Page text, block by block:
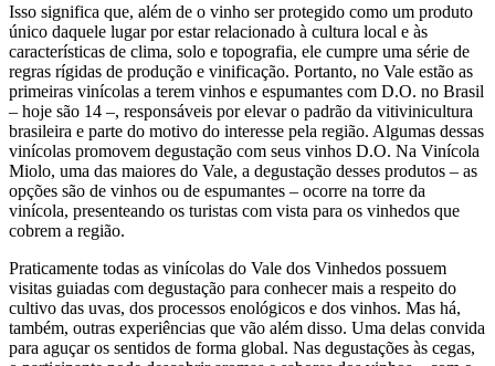
Isso significa que, além de o vinho ser protegido como um produto
único daquele lugar por estar relacionado à cultura local e às
características de clima, solo e topografia, ele cumpre uma série de
regras rígidas de produção e vinificação. Portanto, no Vale estão as
primeiras vinícolas a terem vinhos e espumantes com D.O. no Brasil
– hoje são 14 –, responsáveis por elevar o padrão da vitivinicultura
brasileira e parte do motivo do interesse pela região. Algumas dessas
vinícolas promovem degustação com seus vinhos D.O. Na Vinícola
Miolo, uma das maiores do Vale, a degustação desses produtos – as
opções são de vinhos ou de espumantes – ocorre na torre da
vinícola, presenteando os turistas com vista para os vinhedos que
cobrem a região.
Praticamente todas as vinícolas do Vale dos Vinhedos possuem
visitas guiadas com degustação para conhecer mais a respeito do
cultivo das uvas, dos processos enológicos e dos vinhos. Mas há,
também, outras experiências que vão além disso. Uma delas convida
para aguçar os sentidos de forma global. Nas degustações às cegas,